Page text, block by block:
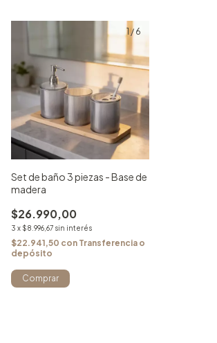
1 / 6
Set de baño 3 piezas - Base de
madera
$26.990,00
3 x $8.996,67 sin interés
$22.941,50 con Transferencia o
depósito
Comprar